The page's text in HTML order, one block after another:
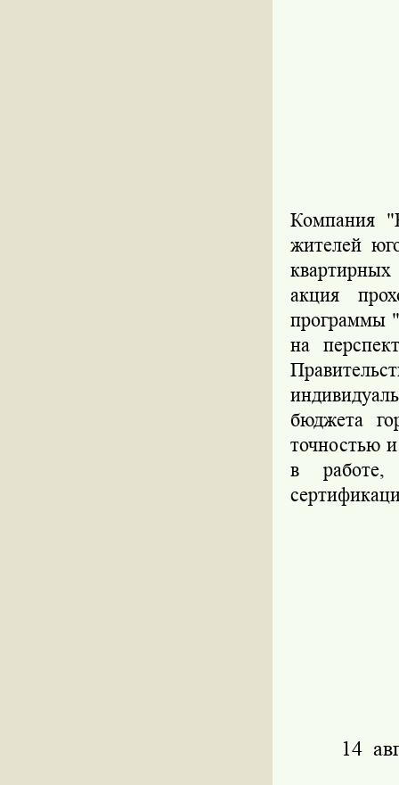
Компания
жителей
квартирных
акция
программы
на
бюджета
точностью
в работе,
14